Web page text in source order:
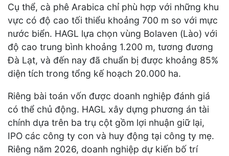
Cụ thể, cà phê Arabica chỉ phù hợp với những khu
vực có độ cao tối thiểu khoảng 700 m so với mực
nước biển. HAGL lựa chọn vùng Bolaven (Lào) với
độ cao trung bình khoảng 1.200 m, tương đương
Đà Lạt, và đến nay đã chuẩn bị được khoảng 85%
diện tích trong tổng kế hoạch 20.000 ha.
Riêng bài toán vốn được doanh nghiệp đánh giá
có thể chủ động. HAGL xây dựng phương án tài
chính dựa trên ba trụ cột gồm lợi nhuận giữ lại,
IPO các công ty con và huy động tại công ty mẹ.
Riêng năm 2026, doanh nghiệp dự kiến bố trí